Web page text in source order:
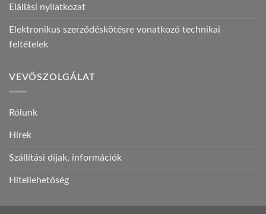
Elállási nyilatkozat
Elektronikus szerződéskötésre vonatkozó technikai
feltételek
VEVŐSZOLGÁLAT
Rólunk
Hírek
Szállítási díjak, információk
Hitellehetőség